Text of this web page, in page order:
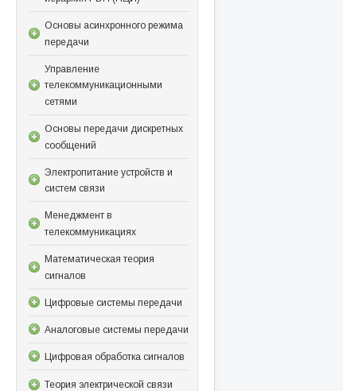
Основы асинхронного режима
передачи
Управление
телекоммуникационными
сетями
Основы передачи дискретных
сообщений
Электропитание устройств и
систем связи
Менеджмент в
телекоммуникациях
Математическая теория
сигналов
Цифровые системы передачи
Аналоговые системы передачи
Цифровая обработка сигналов
Теория электрической связи